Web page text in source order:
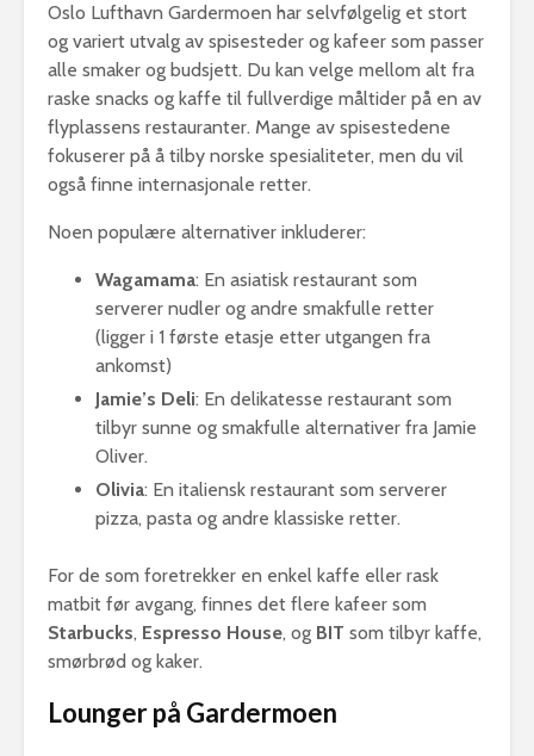
Oslo Lufthavn Gardermoen har selvfølgelig et stort
og variert utvalg av spisesteder og kafeer som passer
alle smaker og budsjett. Du kan velge mellom alt fra
raske snacks og kaffe til fullverdige måltider på en av
flyplassens restauranter. Mange av spisestedene
fokuserer på å tilby norske spesialiteter, men du vil
også finne internasjonale retter.
Noen populære alternativer inkluderer:
Wagamama: En asiatisk restaurant som
serverer nudler og andre smakfulle retter
(ligger i 1 første etasje etter utgangen fra
ankomst)
Jamie’s Deli: En delikatesse restaurant som
tilbyr sunne og smakfulle alternativer fra Jamie
Oliver.
Olivia: En italiensk restaurant som serverer
pizza, pasta og andre klassiske retter.
For de som foretrekker en enkel kaffe eller rask
matbit før avgang, finnes det flere kafeer som
Starbucks, Espresso House, og BIT som tilbyr kaffe,
smørbrød og kaker.
Lounger på Gardermoen